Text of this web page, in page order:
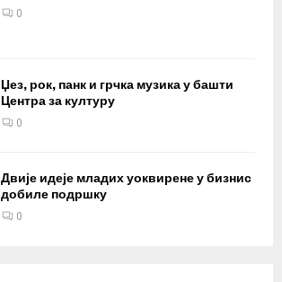
0
Џез, рок, панк и грчка музика у башти
Центра за културу
0
Двије идеје младих уоквирене у бизнис
добиле подршку
0